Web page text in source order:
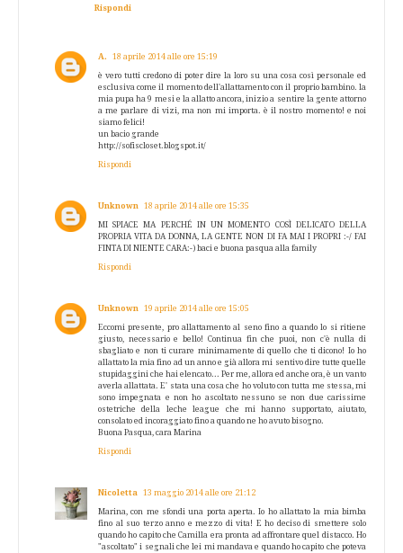
Rispondi
A. 18 aprile 2014 alle ore 15:19
è vero tutti credono di poter dire la loro su una cosa così personale ed
esclusiva come il momento dell'allattamento con il proprio bambino. la
mia pupa ha 9 mesi e la allatto ancora, inizio a sentire la gente attorno
a me parlare di vizi, ma non mi importa. è il nostro momento! e noi
siamo felici!
un bacio grande
http://sofiscloset.blogspot.it/
Rispondi
Unknown 18 aprile 2014 alle ore 15:35
MI SPIACE MA PERCHÉ IN UN MOMENTO COSÌ DELICATO DELLA
PROPRIA VITA DA DONNA, LA GENTE NON DI FA MAI I PROPRI :-/ FAI
FINTA DI NIENTE CARA:-) baci e buona pasqua alla family
Rispondi
Unknown 19 aprile 2014 alle ore 15:05
Eccomi presente, pro allattamento al seno fino a quando lo si ritiene
giusto, necessario e bello! Continua fin che puoi, non c'è nulla di
sbagliato e non ti curare minimamente di quello che ti dicono! Io ho
allattato la mia fino ad un anno e già allora mi sentivo dire tutte quelle
stupidaggini che hai elencato... Per me, allora ed anche ora, è un vanto
averla allattata. E' stata una cosa che ho voluto con tutta me stessa, mi
sono impegnata e non ho ascoltato nessuno se non due carissime
ostetriche della leche league che mi hanno supportato, aiutato,
consolato ed incoraggiato fino a quando ne ho avuto bisogno.
Buona Pasqua, cara Marina
Rispondi
Nicoletta 13 maggio 2014 alle ore 21:12
Marina, con me sfondi una porta aperta. Io ho allattato la mia bimba
fino al suo terzo anno e mezzo di vita! E ho deciso di smettere solo
quando ho capito che Camilla era pronta ad affrontare quel distacco. Ho
"ascoltato" i segnali che lei mi mandava e quando ho capito che poteva